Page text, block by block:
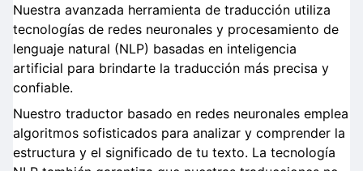
Nuestra avanzada herramienta de traducción utiliza
tecnologías de redes neuronales y procesamiento de
lenguaje natural (NLP) basadas en inteligencia
artificial para brindarte la traducción más precisa y
confiable.
Nuestro traductor basado en redes neuronales emplea
algoritmos sofisticados para analizar y comprender la
estructura y el significado de tu texto. La tecnología